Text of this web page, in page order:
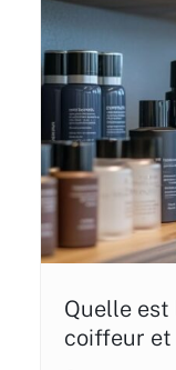
Quelle
coiffeur et